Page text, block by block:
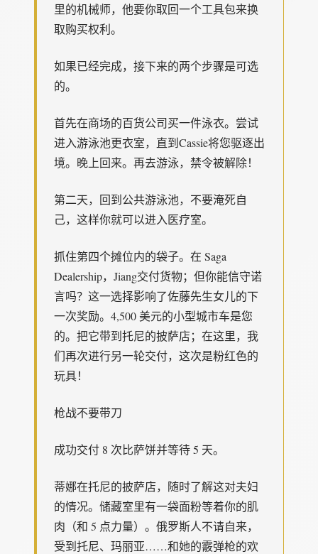
里的机械师，他要你取回一个工具包来换
取购买权利。
如果已经完成，接下来的两个步骤是可选
的。
首先在商场的百货公司买一件泳衣。尝试
进入游泳池更衣室，直到Cassie将您驱逐出
境。晚上回来。再去游泳，禁令被解除！
第二天，回到公共游泳池，不要淹死自
己，这样你就可以进入医疗室。
抓住第四个摊位内的袋子。在 Saga
Dealership，Jiang交付货物；但你能信守诺
言吗？这一选择影响了佐藤先生女儿的下
一次奖励。4,500 美元的小型城市车是您
的。把它带到托尼的披萨店；在这里，我
们再次进行另一轮交付，这次是粉红色的
玩具！
枪战不要带刀
成功交付 8 次比萨饼并等待 5 天。
蒂娜在托尼的披萨店，随时了解这对夫妇
的情况。储藏室里有一袋面粉等着你的肌
肉（和 5 点力量）。俄罗斯人不请自来，
受到托尼、玛丽亚……和她的霰弹枪的欢